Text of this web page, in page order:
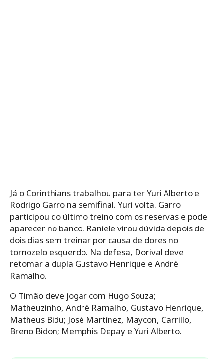
Já o Corinthians trabalhou para ter Yuri Alberto e
Rodrigo Garro na semifinal. Yuri volta. Garro
participou do último treino com os reservas e pode
aparecer no banco. Raniele virou dúvida depois de
dois dias sem treinar por causa de dores no
tornozelo esquerdo. Na defesa, Dorival deve
retomar a dupla Gustavo Henrique e André
Ramalho.
O Timão deve jogar com Hugo Souza;
Matheuzinho, André Ramalho, Gustavo Henrique,
Matheus Bidu; José Martínez, Maycon, Carrillo,
Breno Bidon; Memphis Depay e Yuri Alberto.